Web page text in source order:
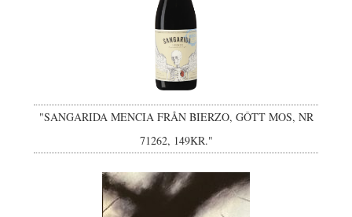
"SANGARIDA MENCIA FRÅN BIERZO, GÔTT MOS, NR
71262, 149KR."